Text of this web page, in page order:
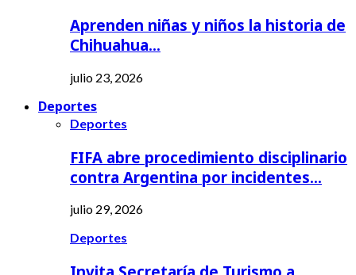
Aprenden niñas y niños la historia de
Chihuahua…
julio 23, 2026
Deportes
Deportes
FIFA abre procedimiento disciplinario
contra Argentina por incidentes…
julio 29, 2026
Deportes